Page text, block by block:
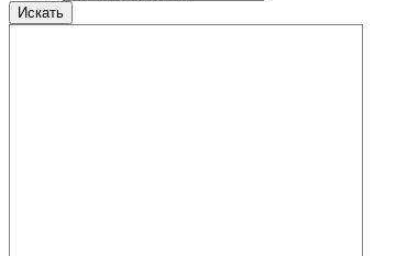
Искать